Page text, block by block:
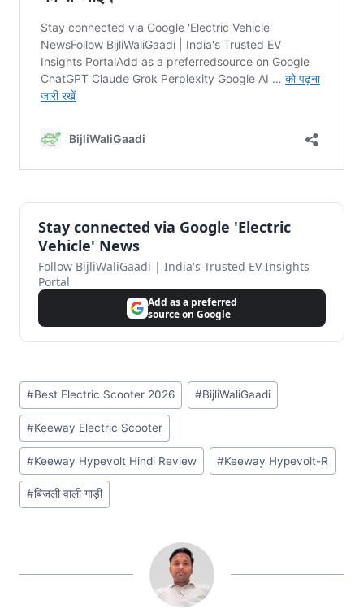
Stay connected via Google 'Electric
Vehicle' News
Follow BijliWaliGaadi | India's Trusted EV Insights
Portal
Add as a preferred
source on Google
Post
Tags:
#Best Electric Scooter 2026 #BijliWaliGaadi
#Keeway Electric Scooter
#Keeway Hypevolt Hindi Review #Keeway Hypevolt-R
#बिजली वाली गाड़ी